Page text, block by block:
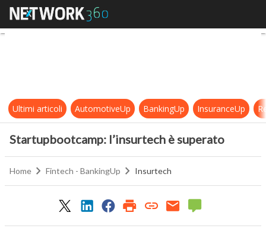
Startupbootcamp: l’insurtech è
Ultimi articoli AutomotiveUp BankingUp InsuranceUp
Startupbootcamp: l’insurtech è superato
Home Fintech - BankingUp Insurtech